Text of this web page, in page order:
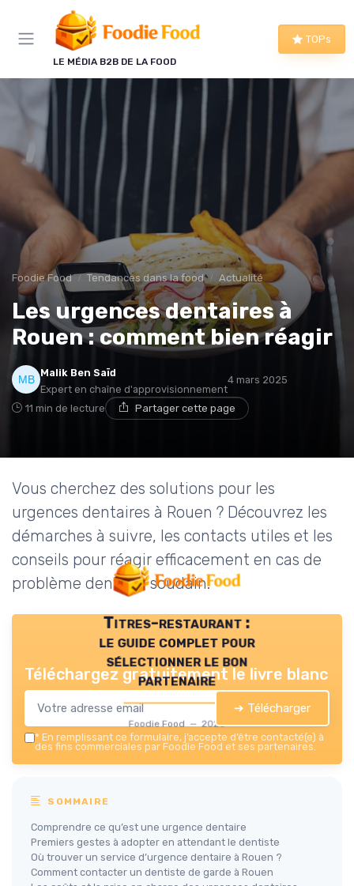
LE MÉDIA B2B DE LA FOOD
TOPs
Foodie Food Tendances dans la food Actualité
Les urgences dentaires à
Rouen : comment bien réagir
Malik Ben Saïd
Expert en chaîne d'approvisionnement
4 mars 2025
11 min de lecture Partager cette page
Vous cherchez des solutions pour les
urgences dentaires à Rouen ? Découvrez les
démarches à suivre, les contacts utiles et les
conseils pour réagir efficacement en cas de
problème dentaire soudain.
Titres-restaurant :
le guide complet pour
sélectionner le bon
partenaire
Foodie Food — 2026
Téléchargez gratuitement le livre blanc
➔ Télécharger
* En remplissant ce formulaire, j’accepte d’être contacté(e) à
des fins commerciales par Foodie Food et ses partenaires.
SOMMAIRE
Comprendre ce qu’est une urgence dentaire
Premiers gestes à adopter en attendant le dentiste
Où trouver un service d’urgence dentaire à Rouen ?
Comment contacter un dentiste de garde à Rouen
Panneau de gestion des cookies